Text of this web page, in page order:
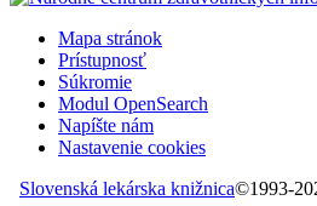
Mapa stránok
Prístupnosť
Súkromie
Modul OpenSearch
Napíšte nám
Nastavenie cookies
Slovenská lekárska knižnica©1993-